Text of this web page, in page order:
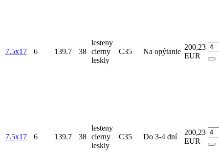
7.5x17 6 139.7 38
lesteny
cierny
leskly
C35 Na opýtanie
200,23
EUR
7.5x17 6 139.7 38
lesteny
cierny
leskly
C35 Do 3-4 dní
200,23
EUR